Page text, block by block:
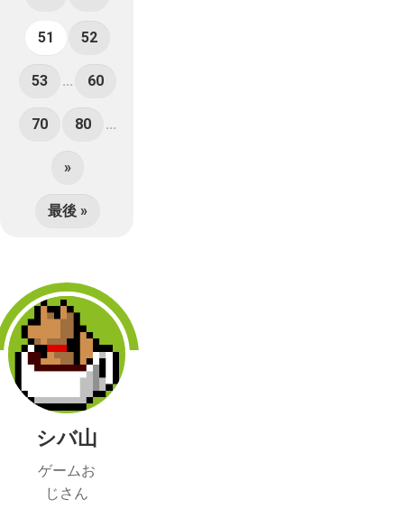
51 52
53 ... 60
70 80 ...
»
最後 »
シバ山
ゲームお
じさん